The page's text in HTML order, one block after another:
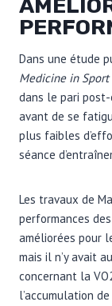
Dans une étude
Medicine in Sport
dans le pari
avant de se
plus faibles
séance
Les travaux de
performances
améliorées pour
mais il n’y avait
concernant la
l’accumulation